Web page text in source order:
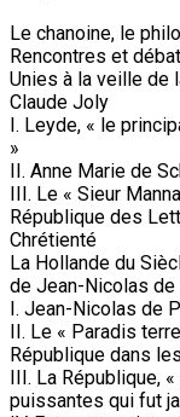
Le chanoine, le
Rencontres et
Unies à la veille de
Claude Joly
I. Leyde, « le
»
II. Anne Marie de
III. Le « Sieur
République des
Chrétienté
La Hollande du
de Jean-Nicolas de
I. Jean-Nicolas de
II. Le « Paradis
République dans
III. La République,
puissantes qui fut